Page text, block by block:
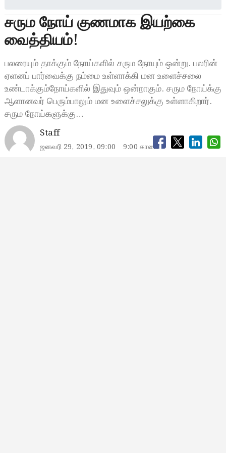
சரும நோய் குணமாக இயற்கை
வைத்தியம்!
பலரையும் தாக்கும் நோய்களில் சரும நோயும் ஒன்று. பலரின்
ஏளனப் பார்வைக்கு நம்மை உள்ளாக்கி மன உளைச்சலை
உண்டாக்கும்நோய்களில் இதுவும் ஒன்றாகும். சரும நோய்க்கு
ஆளானவர் பெரும்பாலும் மன உளைச்சலுக்கு உள்ளாகிறார்.
சரும நோய்களுக்கு…
Staff
ஜனவரி 29, 2019, 09:00 9:00 காலை